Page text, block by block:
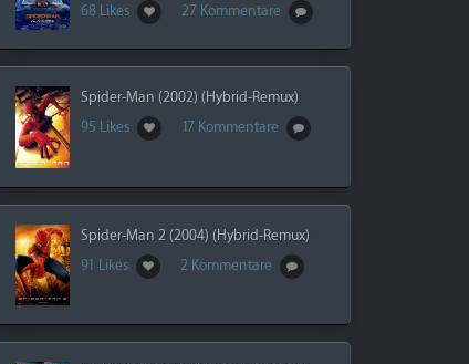
68 Likes 27 Kommentare
Spider-Man (2002) (Hybrid-Remux)
95 Likes
17 Kommentare
Spider-Man 2 (2004) (Hybrid-Remux)
91 Likes
2 Kommentare